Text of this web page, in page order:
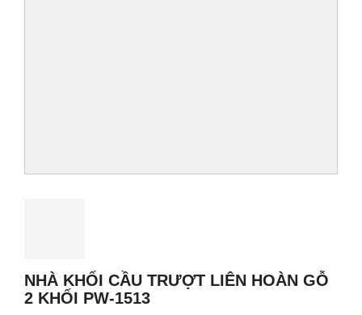
NHÀ KHỐI CẦU TRƯỢT LIÊN HOÀN GỖ
2 KHỐI PW-1513